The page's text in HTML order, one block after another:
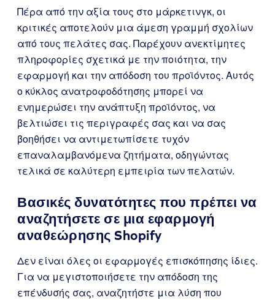
Πέρα από την αξία τους στο μάρκετινγκ, οι
κριτικές αποτελούν μια άμεση γραμμή σχολίων
από τους πελάτες σας. Παρέχουν ανεκτίμητες
πληροφορίες σχετικά με την ποιότητα, την
εφαρμογή και την απόδοση του προϊόντος. Αυτός
ο κύκλος ανατροφοδότησης μπορεί να
ενημερώσει την ανάπτυξη προϊόντος, να
βελτιώσει τις περιγραφές σας και να σας
βοηθήσει να αντιμετωπίσετε τυχόν
επαναλαμβανόμενα ζητήματα, οδηγώντας
τελικά σε καλύτερη εμπειρία των πελατών.
Βασικές δυνατότητες που πρέπει να
αναζητήσετε σε μια εφαρμογή
αναθεώρησης Shopify
Δεν είναι όλες οι εφαρμογές επισκόπησης ίδιες.
Για να μεγιστοποιήσετε την απόδοση της
επένδυσής σας, αναζητήστε μια λύση που